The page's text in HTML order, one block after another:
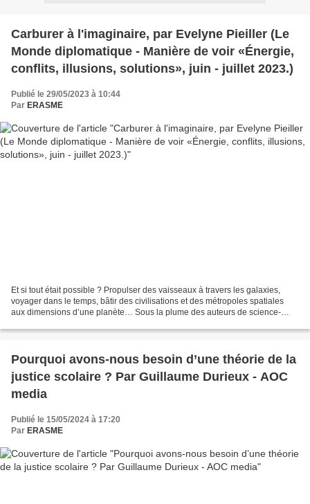
Carburer à l'imaginaire, par Evelyne Pieiller (Le
Monde diplomatique - Manière de voir «Énergie,
conflits, illusions, solutions», juin - juillet 2023.)
Publié le 29/05/2023 à 10:44
Par ERASME
Et si tout était possible ? Propulser des vaisseaux à travers les galaxies,
voyager dans le temps, bâtir des civilisations et des métropoles spatiales
aux dimensions d’une planète… Sous la plume des auteurs de science-
Pourquoi avons-nous besoin d’une théorie de la
justice scolaire ? Par Guillaume Durieux - AOC
media
Publié le 15/05/2024 à 17:20
Par ERASME